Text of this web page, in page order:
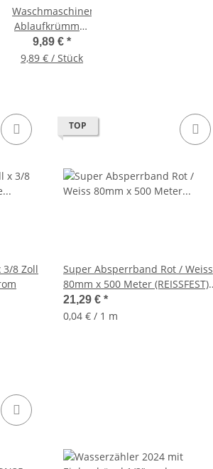
Waschmaschinen
Ablaufkrümmer
Schlauchbogen,
Gummi 19mm
9,89 € *
9,89 € / Stück
3/8 Zoll
TOP
Super Absperrband Rot / Weiss
80mm x 500 Meter (REISSFEST)
Das Original
21,29 € *
0,04 € / 1 m